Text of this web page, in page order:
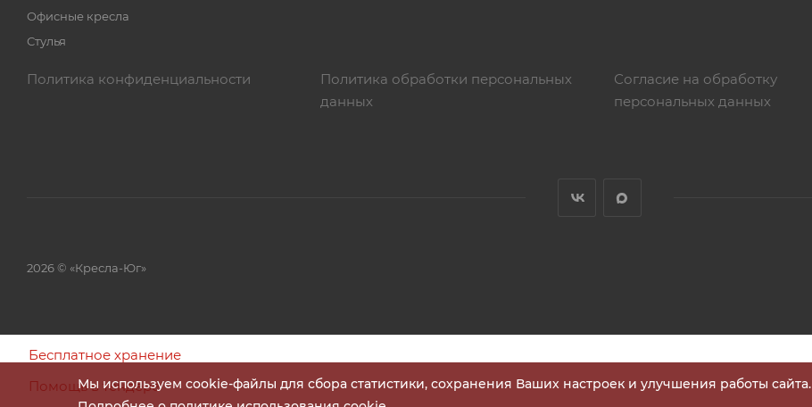
Офисные кресла
Стулья
Политика конфиденциальности
Политика обработки персональных
данных
Согласие на обработку
персональных данных
2026 © «Кресла-Юг»
Бесплатное хранение
Помощь в тендере
Мы используем cookie-файлы для сбора статистики, сохранения Ваших настроек и улучшения работы сайта.